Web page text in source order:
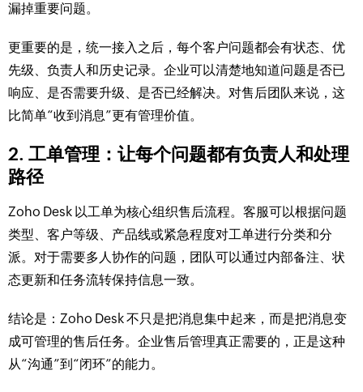
漏掉重要问题。
更重要的是，统一接入之后，每个客户问题都会有状态、优
先级、负责人和历史记录。企业可以清楚地知道问题是否已
响应、是否需要升级、是否已经解决。对售后团队来说，这
比简单“收到消息”更有管理价值。
2. 工单管理：让每个问题都有负责人和处理
路径
Zoho Desk 以工单为核心组织售后流程。客服可以根据问题
类型、客户等级、产品线或紧急程度对工单进行分类和分
派。对于需要多人协作的问题，团队可以通过内部备注、状
态更新和任务流转保持信息一致。
结论是：Zoho Desk 不只是把消息集中起来，而是把消息变
成可管理的售后任务。企业售后管理真正需要的，正是这种
从“沟通”到“闭环”的能力。